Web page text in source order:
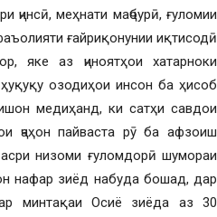
ҷинсӣ, меҳнати маҷбурӣ, ғуломии
ғайриқонунии иқтисодӣ
яке аз ҷиноятҳои хатарноки
озодиҳои инсон ба ҳисоб
медиҳанд, ки сатҳи савдои
ҷаҳон пайваста рӯ ба афзоиш
низоми ғуломдорӣ шумораи
нафар зиёд набуда бошад, дар
минтақаи Осиё зиёда аз 30